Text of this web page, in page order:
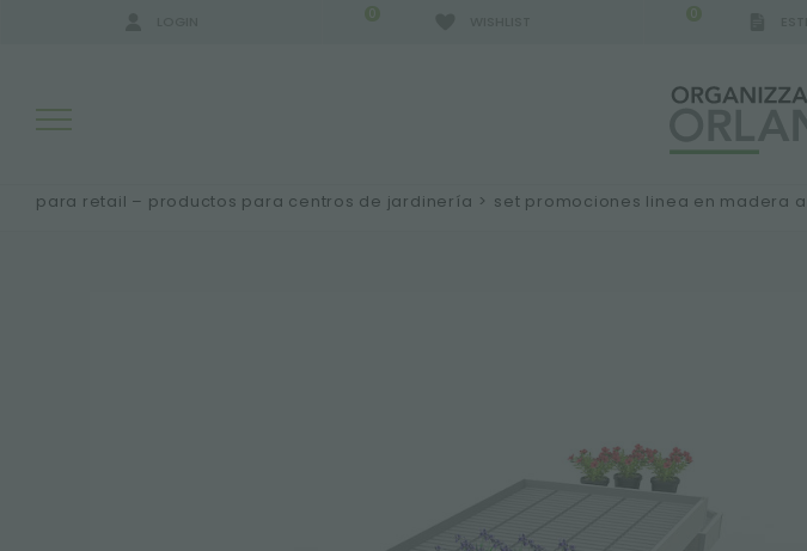
0 0
para retail – productos para centros de jardinería > set promociones linea en madera